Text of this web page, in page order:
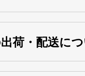
荷・配送に